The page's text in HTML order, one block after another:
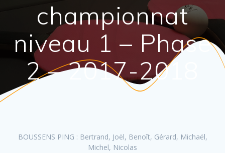
championnat
niveau 1 – Phase
2 – 2017-2018
BOUSSENS PING : Bertrand, Joël, Benoît, Gérard, Michaël,
Michel, Nicolas